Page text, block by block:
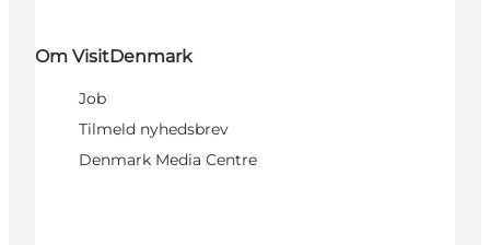
Om VisitDenmark
Job
Tilmeld nyhedsbrev
Denmark Media Centre